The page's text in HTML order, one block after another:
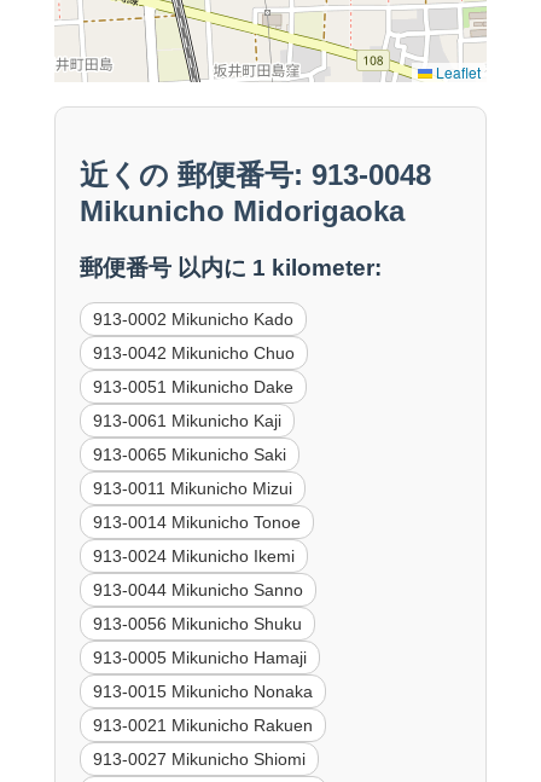
Leaflet
近くの 郵便番号: 913-0048
Mikunicho Midorigaoka
郵便番号 以内に 1 kilometer:
913-0002 Mikunicho Kado
913-0042 Mikunicho Chuo
913-0051 Mikunicho Dake
913-0061 Mikunicho Kaji
913-0065 Mikunicho Saki
913-0011 Mikunicho Mizui
913-0014 Mikunicho Tonoe
913-0024 Mikunicho Ikemi
913-0044 Mikunicho Sanno
913-0056 Mikunicho Shuku
913-0005 Mikunicho Hamaji
913-0015 Mikunicho Nonaka
913-0021 Mikunicho Rakuen
913-0027 Mikunicho Shiomi